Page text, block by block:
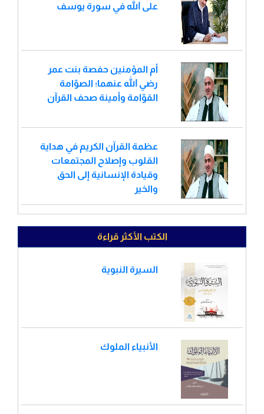
على الله في سورة يوسف
أم المؤمنين حفصة بنت عمر
رضي الله عنهما؛ الصوّامة
القوّامة وأمينة صحف القرآن
عظمة القرآن الكريم في هداية
القلوب وإصلاح المجتمعات
وقيادة الإنسانية إلى الحق
والخير
الكتب الأكثر قراءة
السيرة النبوية
الأنبياء الملوك